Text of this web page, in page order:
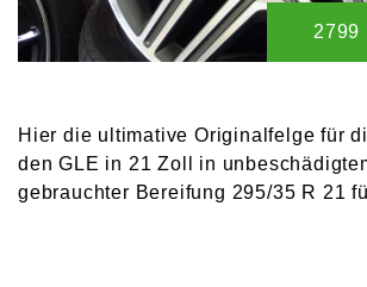
2799
Hier die ultimative Originalfelge für
den GLE in 21 Zoll in
gebrauchter Bereifung 295/35 R 21